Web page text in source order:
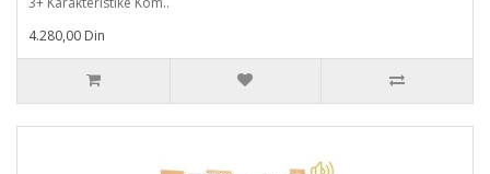
4.280,00 Din